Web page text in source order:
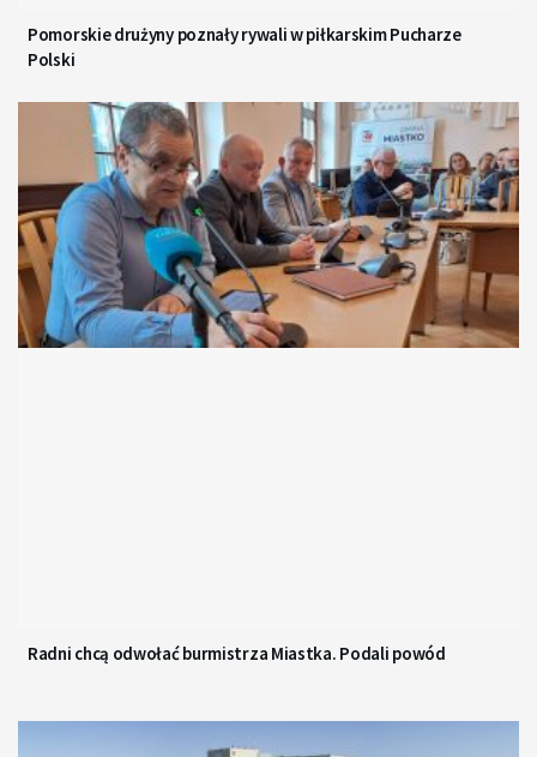
Pomorskie drużyny poznały rywali w piłkarskim Pucharze
Polski
Radni chcą odwołać burmistrza Miastka. Podali powód